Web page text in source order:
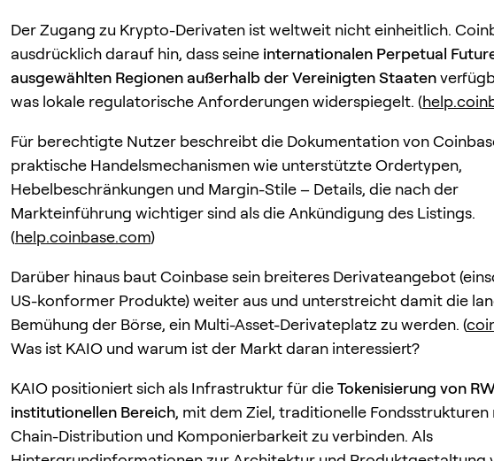
Der Zugang zu Krypto-Derivaten ist weltweit nicht einheitlich.
ausdrücklich darauf hin, dass seine internationalen Perpetual
ausgewählten Regionen außerhalb der Vereinigten Staaten
was lokale regulatorische Anforderungen widerspiegelt. (
Für berechtigte Nutzer beschreibt die Dokumentation von
praktische Handelsmechanismen wie unterstützte Ordertypen,
Hebelbeschränkungen und Margin-Stile – Details, die nach der
Markteinführung wichtiger sind als die Ankündigung des Listings.
(help.coinbase.com)
Darüber hinaus baut Coinbase sein breiteres Derivateangebot
US-konformer Produkte) weiter aus und unterstreicht damit die
Bemühung der Börse, ein Multi-Asset-Derivateplatz zu werden. (
Was ist KAIO und warum ist der Markt daran interessiert?
KAIO positioniert sich als Infrastruktur für dieTokenisierung von
institutionellen Bereich, mit dem Ziel, traditionelle Fondsstrukturen
Chain-Distribution und Komponierbarkeit zu verbinden. Als